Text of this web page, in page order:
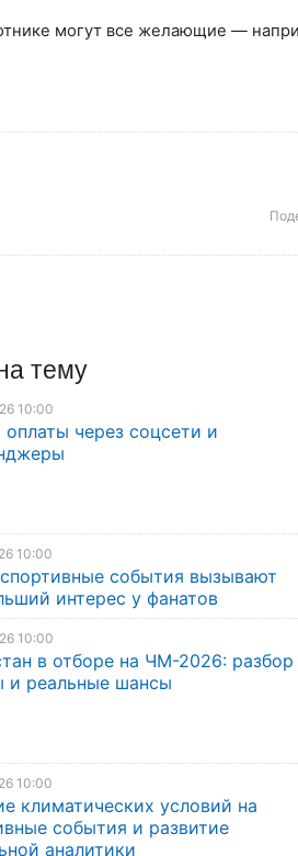
могут все желающие —
тему
10:00
через соцсети и
10:00
события вызывают
интерес у фанатов
10:00
в отборе на ЧМ-2026: разбор
и реальные шансы
10:00
климатических условий на
события и развитие
аналитики